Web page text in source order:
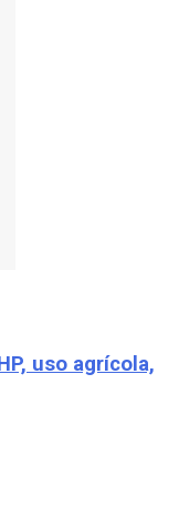
uso agrícola,